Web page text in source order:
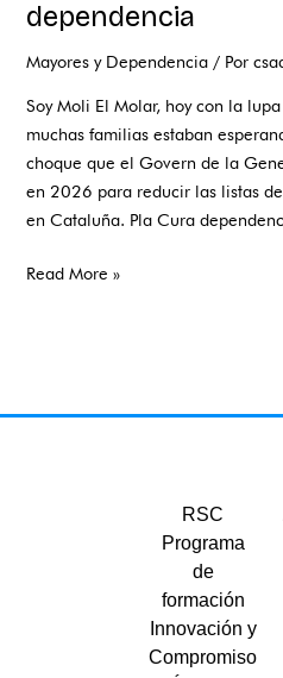
dependencia
Mayores y Dependencia / Por
Soy Moli El Molar, hoy con la
muchas familias estaban
choque que el Govern de la
en 2026 para reducir las listas
en Cataluña. Pla Cura
plan
de
para
acelerar
las
ayudas
a
dependencia
Read More »
RSC
Programa
de
formación
Innovación y
Compromiso